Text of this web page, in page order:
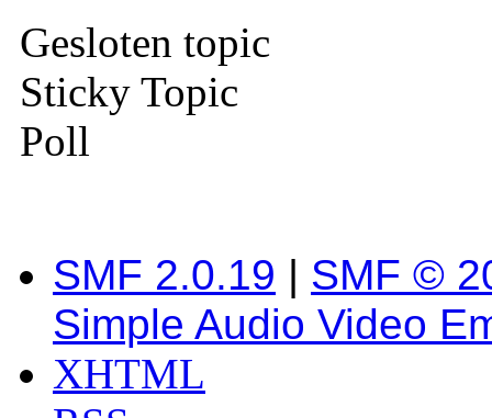
Gesloten topic
Sticky Topic
Poll
SMF 2.0.19 | SMF ©
Simple Audio Video
XHTML